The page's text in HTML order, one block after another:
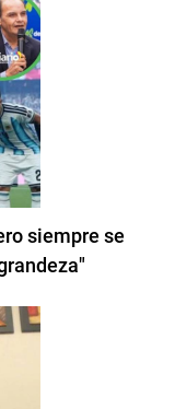
siempre se